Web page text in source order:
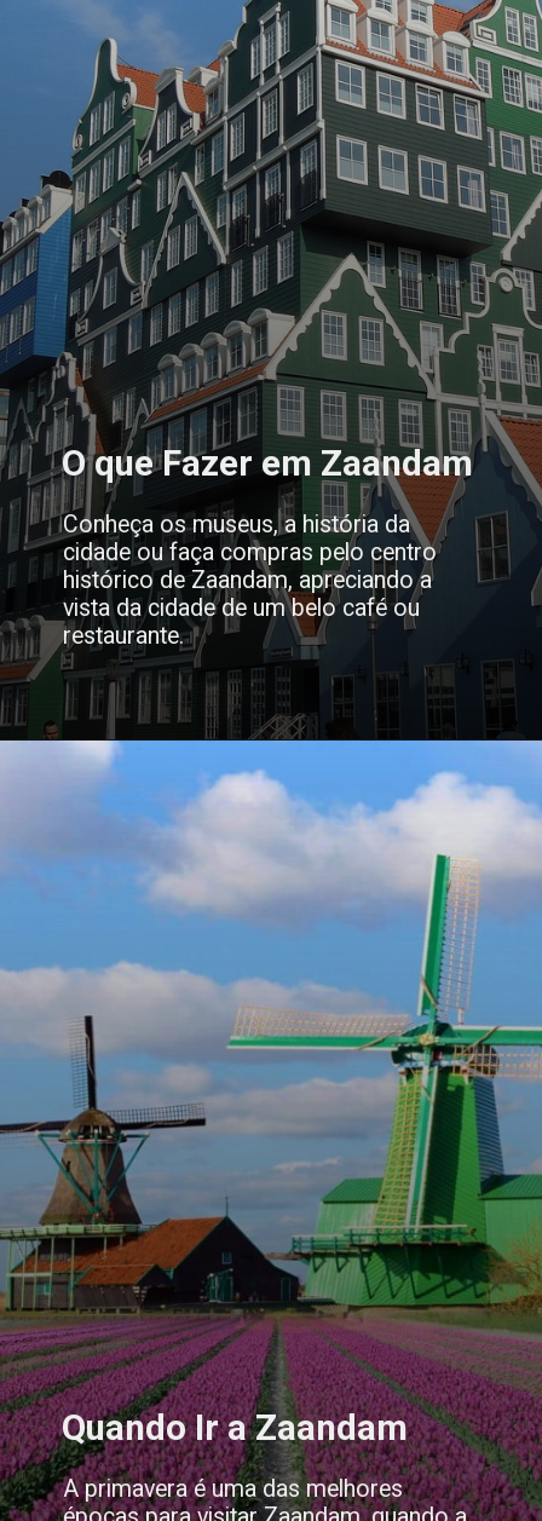
O que Fazer em Zaandam
Conheça os museus, a história da
cidade ou faça compras pelo centro
histórico de Zaandam, apreciando a
vista da cidade de um belo café ou
restaurante.
Quando Ir a Zaandam
A primavera é uma das melhores